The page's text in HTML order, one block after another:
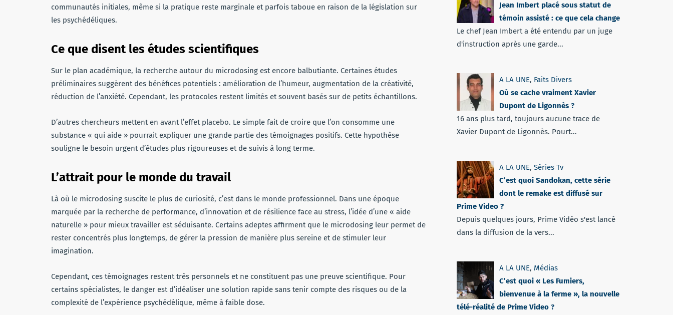
communautés initiales, même si la pratique reste marginale et parfois taboue en raison de la législation sur
les psychédéliques.
Ce que disent les études scientifiques
Sur le plan académique, la recherche autour du microdosing est encore balbutiante. Certaines études
préliminaires suggèrent des bénéfices potentiels : amélioration de l’humeur, augmentation de la créativité,
réduction de l’anxiété. Cependant, les protocoles restent limités et souvent basés sur de petits échantillons.
D’autres chercheurs mettent en avant l’effet placebo. Le simple fait de croire que l’on consomme une
substance « qui aide » pourrait expliquer une grande partie des témoignages positifs. Cette hypothèse
souligne le besoin urgent d’études plus rigoureuses et de suivis à long terme.
L’attrait pour le monde du travail
Là où le microdosing suscite le plus de curiosité, c’est dans le monde professionnel. Dans une époque
marquée par la recherche de performance, d’innovation et de résilience face au stress, l’idée d’une « aide
naturelle » pour mieux travailler est séduisante. Certains adeptes affirment que le microdosing leur permet de
rester concentrés plus longtemps, de gérer la pression de manière plus sereine et de stimuler leur
imagination.
Cependant, ces témoignages restent très personnels et ne constituent pas une preuve scientifique. Pour
certains spécialistes, le danger est d’idéaliser une solution rapide sans tenir compte des risques ou de la
complexité de l’expérience psychédélique, même à faible dose.
Jean Imbert placé sous statut de
témoin assisté : ce que cela change
Le chef Jean Imbert a été entendu par un juge
d'instruction après une garde...
A LA UNE, Faits Divers
Où se cache vraiment Xavier
Dupont de Ligonnès ?
16 ans plus tard, toujours aucune trace de
Xavier Dupont de Ligonnès. Pourt...
A LA UNE, Séries Tv
C’est quoi Sandokan, cette série
dont le remake est diffusé sur
Prime Video ?
Depuis quelques jours, Prime Vidéo s'est lancé
dans la diffusion de la vers...
A LA UNE, Médias
C’est quoi « Les Fumiers,
bienvenue à la ferme », la nouvelle
télé-réalité de Prime Video ?